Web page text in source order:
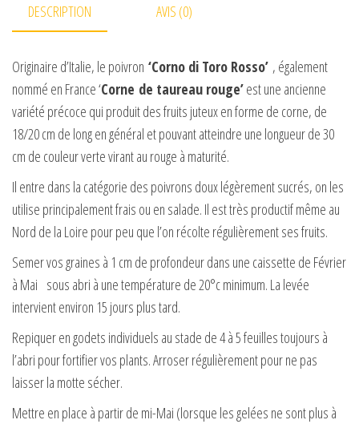
DESCRIPTION AVIS (0)
Originaire d’Italie, le poivron ‘Corno di Toro Rosso’ , également
nommé en France ‘Corne de taureau rouge’est une ancienne
variété précoce qui produit des fruits juteux en forme de corne, de
18/20 cm de long en général et pouvant atteindre une longueur de 30
cm de couleur verte virant au rouge à maturité.
Il entre dans la catégorie des poivrons doux légèrement sucrés, on les
utilise principalement frais ou en salade. Il est très productif même au
Nord de la Loire pour peu que l’on récolte régulièrement ses fruits.
Semer vos graines à 1 cm de profondeur dans une caissette de Février
à Mai sous abri à une température de 20°c minimum. La levée
intervient environ 15 jours plus tard.
Repiquer en godets individuels au stade de 4 à 5 feuilles toujours à
l’abri pour fortifier vos plants. Arroser régulièrement pour ne pas
laisser la motte sécher.
Mettre en place à partir de mi-Mai (lorsque les gelées ne sont plus à